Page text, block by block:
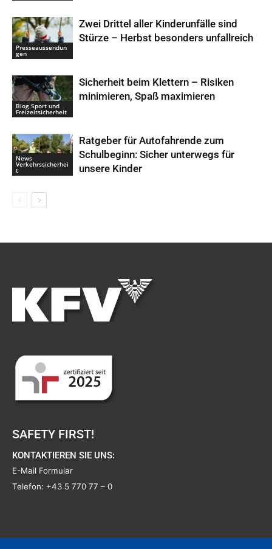
Presseaussendun
gen
Zwei Drittel aller Kinderunfälle sind
Stürze – Herbst besonders unfallreich
Blog Sport und
Freizeitsicherheit
Sicherheit beim Klettern – Risiken
minimieren, Spaß maximieren
News
Verkehrssicherhei
t
Ratgeber für Autofahrende zum
Schulbeginn: Sicher unterwegs für
unsere Kinder
SAFETY FIRST!
KONTAKTIEREN SIE UNS:
E-Mail Formular
Telefon: +43 5 770 77 – 0